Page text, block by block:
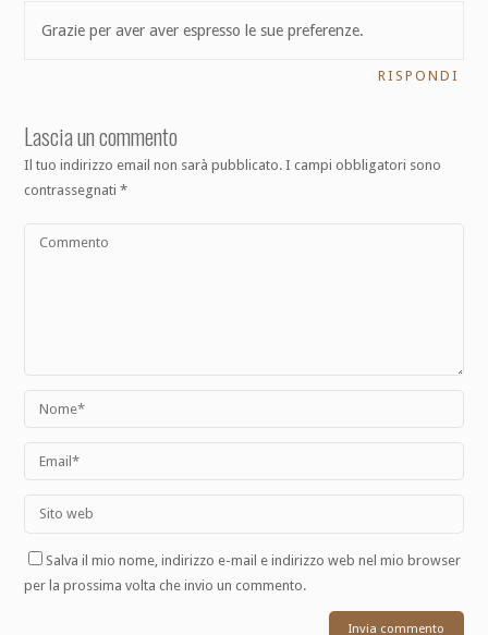
Grazie per aver aver espresso le sue preferenze.
RISPONDI
Lascia un commento
Il tuo indirizzo email non sarà pubblicato. I campi obbligatori sono
contrassegnati*
Salva il mio nome, indirizzo e-mail e indirizzo web nel mio browser
per la prossima volta che invio un commento.